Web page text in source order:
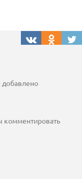
добавлено
комментировать